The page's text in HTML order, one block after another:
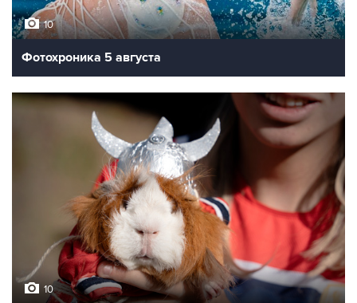
10
Фотохроника 5 августа
10